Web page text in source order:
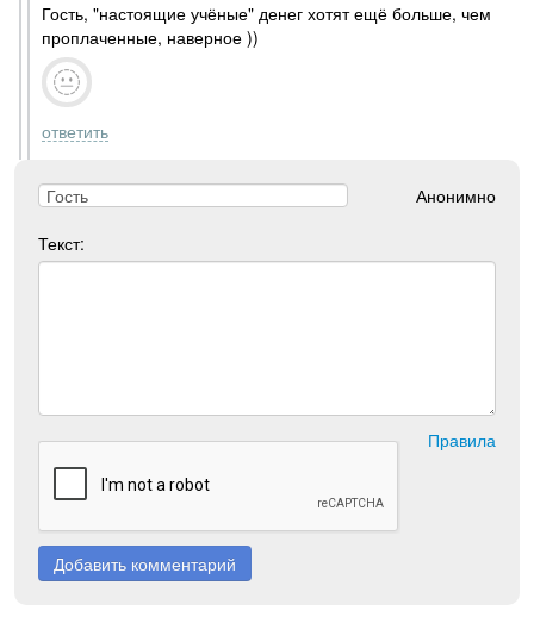
Гость, "настоящие учёные" денег хотят ещё больше, чем
проплаченные, наверное ))
ответить
Анонимно
Текст:
Правила
Добавить комментарий